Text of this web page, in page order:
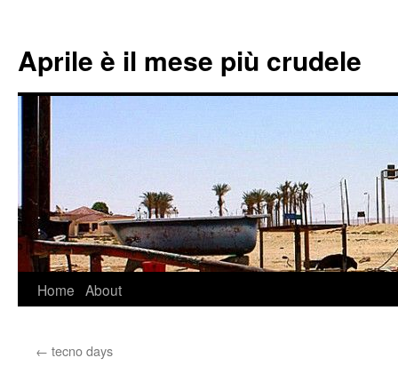
Aprile è il mese più crudele
Skip
content
Home About
← tecno days